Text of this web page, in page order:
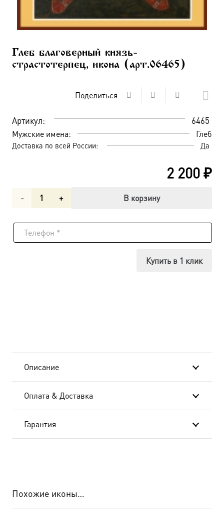
Глеб благоверный князь-
страстотерпец, икона (арт.06465)
Поделиться
Артикул: 6465
Мужские имена: Глеб
Доставка по всей России: Да
2 200₽
Количество
Глеб
В корзину
Купить в 1 клик
Описание
Оплата & Доставка
Гарантия
Похожие иконы…